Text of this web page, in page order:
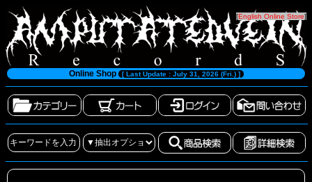
[English Online Store]
Online Shop [ Last Update : July 31, 2026 (Fri.) ]